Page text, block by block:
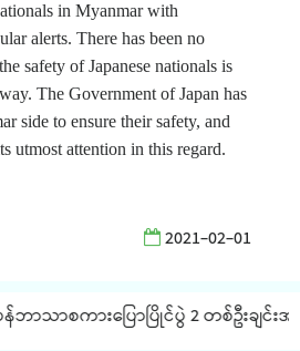
in Myanmar with
alerts. There has been no
safety of Japanese nationals is
The Government of Japan has
side to ensure their safety, and
utmost attention in this regard.
2021-02-01
ဘာသာစကားပြောပြိုင်ပွဲ 2 တစ်ဦးချင်းအ